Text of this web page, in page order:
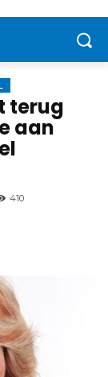
terug
aan
410